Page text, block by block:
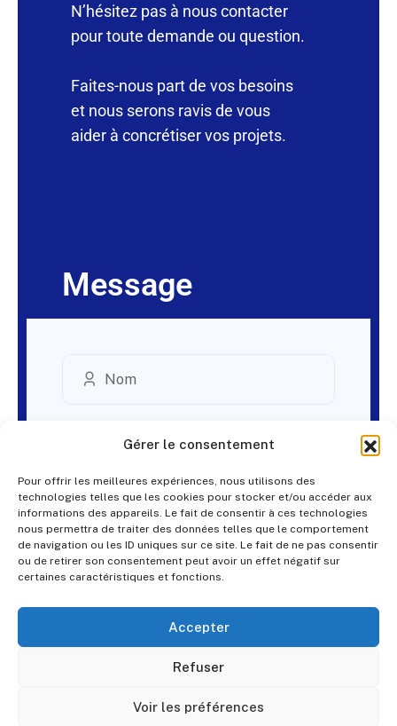
Gérer le consentement
Pour offrir les meilleures expériences, nous utilisons des
technologies telles que les cookies pour stocker et/ou accéder aux
informations des appareils. Le fait de consentir à ces technologies
nous permettra de traiter des données telles que le comportement
de navigation ou les ID uniques sur ce site. Le fait de ne pas consentir
ou de retirer son consentement peut avoir un effet négatif sur
certaines caractéristiques et fonctions.
Accepter
Refuser
Voir les préférences
N’hésitez pas à nous contacter
pour toute demande ou question.
Faites-nous part de vos besoins
et nous serons ravis de vous
aider à concrétiser vos projets.
Message